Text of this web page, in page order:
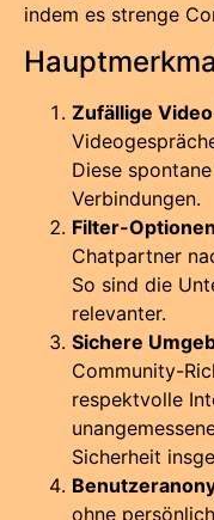
indem es strenge
Zufällige
Diese
Verbindungen.
Filter-
Chatpartner
So sind die
relevanter.
Sichere
Community-
respektvolle
Sicherheit
ohne